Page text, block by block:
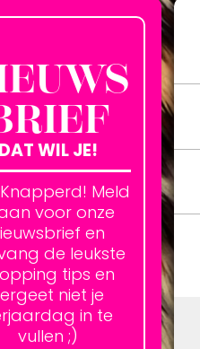
DAT WIL JE!
Meld
voor onze
en
de leukste
tips en
niet je
in te
vullen ;)